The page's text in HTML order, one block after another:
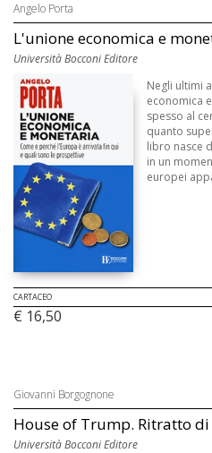
Angelo Porta
L'unione economica e
Università Bocconi Editore
Negli ultimi
economica
spesso al
quanto
libro nasce
in un
europei
CARTACEO
€ 16,50
Giovanni Borgognone
House of Trump. Ritratto di
Università Bocconi Editore